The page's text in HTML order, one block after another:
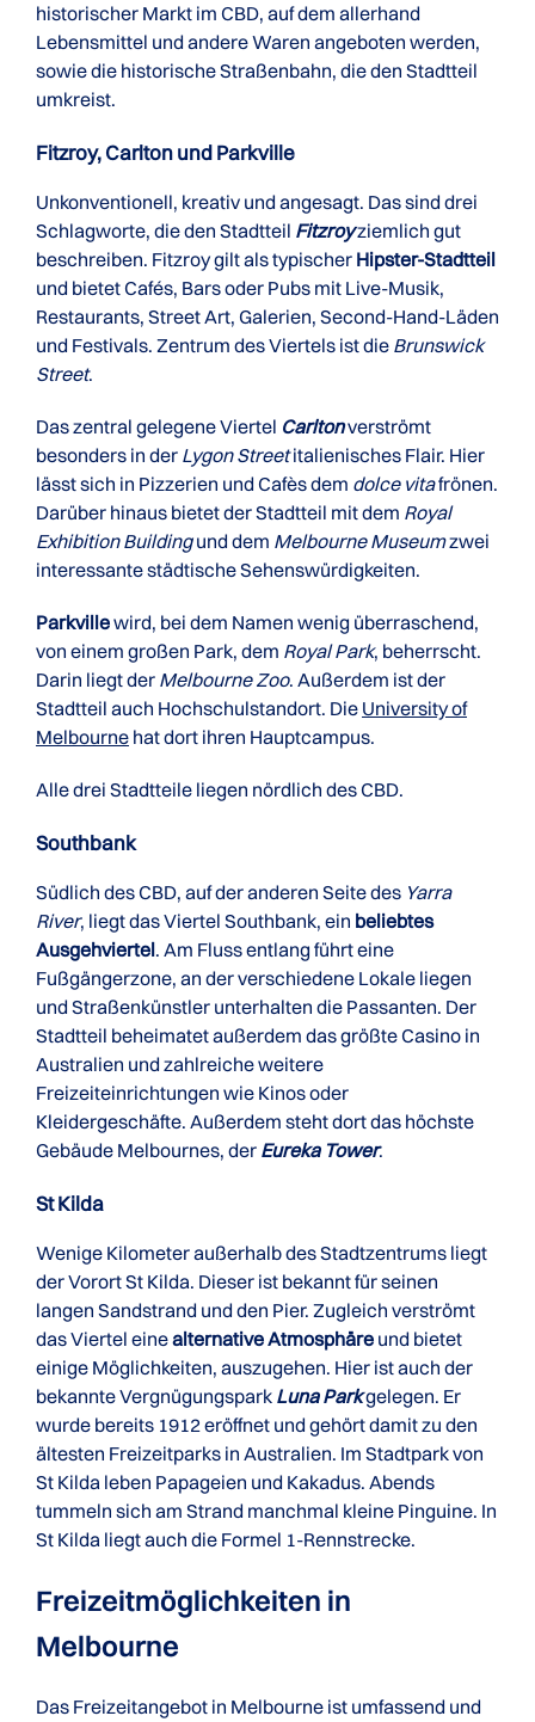
historischer Markt im CBD, auf dem allerhand
Lebensmittel und andere Waren angeboten werden,
sowie die historische Straßenbahn, die den Stadtteil
umkreist.
Fitzroy, Carlton und Parkville
Unkonventionell, kreativ und angesagt. Das sind drei
Schlagworte, die den Stadtteil Fitzroyziemlich gut
beschreiben. Fitzroy gilt als typischer Hipster-Stadtteil
und bietet Cafés, Bars oder Pubs mit Live-Musik,
Restaurants, Street Art, Galerien, Second-Hand-Läden
und Festivals. Zentrum des Viertels ist die Brunswick
Street.
Das zentral gelegene Viertel Carltonverströmt
besonders in der Lygon Streetitalienisches Flair. Hier
lässt sich in Pizzerien und Cafès dem dolce vitafrönen.
Darüber hinaus bietet der Stadtteil mit dem Royal
Exhibition Buildingund dem Melbourne Museumzwei
interessante städtische Sehenswürdigkeiten.
Parkvillewird, bei dem Namen wenig überraschend,
von einem großen Park, dem Royal Park, beherrscht.
Darin liegt der Melbourne Zoo. Außerdem ist der
Stadtteil auch Hochschulstandort. Die University of
Melbourne hat dort ihren Hauptcampus.
Alle drei Stadtteile liegen nördlich des CBD.
Southbank
Südlich des CBD, auf der anderen Seite des Yarra
River, liegt das Viertel Southbank, ein beliebtes
Ausgehviertel. Am Fluss entlang führt eine
Fußgängerzone, an der verschiedene Lokale liegen
und Straßenkünstler unterhalten die Passanten. Der
Stadtteil beheimatet außerdem das größte Casino in
Australien und zahlreiche weitere
Freizeiteinrichtungen wie Kinos oder
Kleidergeschäfte. Außerdem steht dort das höchste
Gebäude Melbournes, der Eureka Tower.
St Kilda
Wenige Kilometer außerhalb des Stadtzentrums liegt
der Vorort St Kilda. Dieser ist bekannt für seinen
langen Sandstrand und den Pier. Zugleich verströmt
das Viertel einealternative Atmosphäre und bietet
einige Möglichkeiten, auszugehen. Hier ist auch der
bekannte Vergnügungspark Luna Parkgelegen. Er
wurde bereits 1912 eröffnet und gehört damit zu den
ältesten Freizeitparks in Australien. Im Stadtpark von
St Kilda leben Papageien und Kakadus. Abends
tummeln sich am Strand manchmal kleine Pinguine. In
St Kilda liegt auch die Formel 1-Rennstrecke.
Freizeit­möglichkeiten in
Melbourne
Das Freizeitangebot in Melbourne ist umfassend und